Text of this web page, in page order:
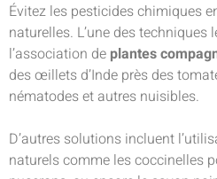
Évitez les pesticides chimiques
naturelles. L’une des techniques
l’association de plantes
des œillets d’Inde près des
nématodes et autres nuisibles.
D’autres solutions incluent
naturels comme les coccinelles